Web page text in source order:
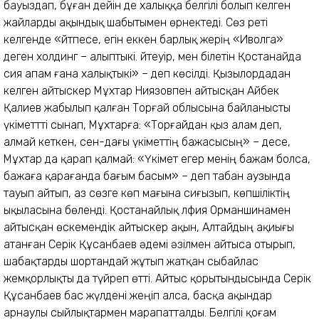
бауыздап, бұған дейін де халыққа белгілі болып келген
жайларды ақындық шабытымен өрнектеді. Сөз реті
келгенде «Әйтпесе, егін еккен барлық жерің «Иволга»
деген холдинг – алыптыкі. Әйтеуір, мен білетін Қостанайда
Әсия апам ғана халықтыкі» – деп көсілді. Қызылордадан
келген айтыскер Мұхтар Ниязовпен айтысқан Айбек
Қалиев жабылып қалған Торғай облысына байланысты
үкіметтті сынап, Мұхтарға: «Торғайдан қыз алам деп,
алмай кеткен, сен-дағы үкіметтің бажасысың» – десе,
Мұхтар да қарап қалмай: «Үкімет егер менің бажам болса,
бажаға қарағанда бағым басым» – деп табан аузында
тауып айтып, аз сөзге көп мағына сиғызып, көпшіліктің
ықыласына бөленді. Қостанайлық Әлфия Орманшинамен
айтысқан өскемендік айтыскер ақын, Алтайдың ақиығы
атанған Серік Құсанбаев әдемі әзілмен айтыса отырып,
шабақтарды шортандай жұтып жатқан сыбайлас
жемқорлықты да түйреп өтті. Айтыс қорытындысында Серік
Құсанбаев бас жүлдені жеңіп алса, басқа ақындар
арнаулы сыйлықтармен марапатталды. Белгілі қоғам